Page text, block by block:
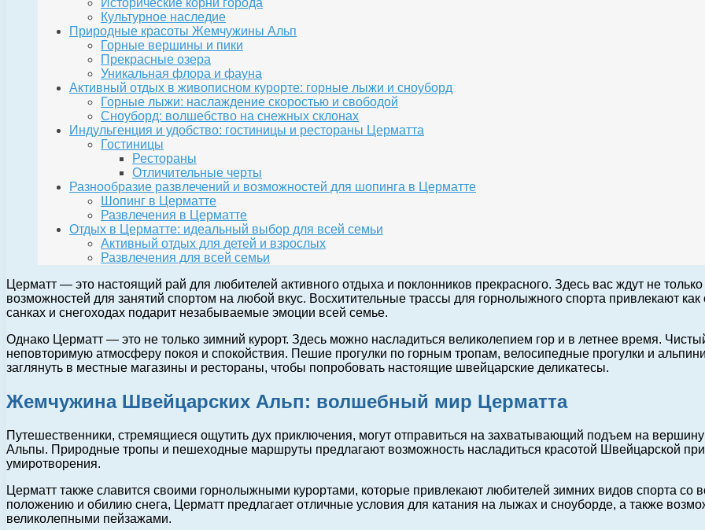
Исторические корни города
Культурное наследие
Природные красоты Жемчужины Альп
Горные вершины и пики
Прекрасные озера
Уникальная флора и фауна
Активный отдых в живописном курорте: горные лыжи и сноуборд
Горные лыжи: наслаждение скоростью и свободой
Сноуборд: волшебство на снежных склонах
Индульгенция и удобство: гостиницы и рестораны Церматта
Гостиницы
Рестораны
Отличительные черты
Разнообразие развлечений и возможностей для шопинга в Церматте
Шопинг в Церматте
Развлечения в Церматте
Отдых в Церматте: идеальный выбор для всей семьи
Активный отдых для детей и взрослых
Развлечения для всей семьи
Церматт — это настоящий рай для любителей активного отдыха и поклонников прекрасного. Здесь вас ждут не
возможностей для занятий спортом на любой вкус. Восхитительные трассы для горнолыжного спорта привлекают
санках и снегоходах подарит незабываемые эмоции всей семье.
Однако Церматт — это не только зимний курорт. Здесь можно насладиться великолепием гор и в летнее время.
неповторимую атмосферу покоя и спокойствия. Пешие прогулки по горным тропам, велосипедные прогулки и
заглянуть в местные магазины и рестораны, чтобы попробовать настоящие швейцарские деликатесы.
Жемчужина Швейцарских Альп: волшебный мир Церматта
Путешественники, стремящиеся ощутить дух приключения, могут отправиться на захватывающий подъем на
Альпы. Природные тропы и пешеходные маршруты предлагают возможность насладиться красотой Швейцарской
умиротворения.
Церматт также славится своими горнолыжными курортами, которые привлекают любителей зимних видов спорта со
положению и обилию снега, Церматт предлагает отличные условия для катания на лыжах и сноуборде, а также
великолепными пейзажами.